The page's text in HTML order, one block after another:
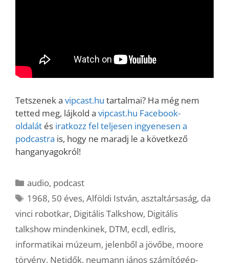
Tetszenek a vipcast.hu tartalmai? Ha még nem
tetted meg, lájkold a vipcast.hu Facebook-
oldalát és iratkozz fel teljesen ingyenesen a
podcastra is, hogy ne maradj le a következő
hanganyagokról!
Kategória
audio, podcast
Címkék
1968, 50 éves,Alföldi István,asztaltársaság, da
vinci robotkar, Digitális Talkshow, Digitális
talkshow mindenkinek, DTM, ecdl, edlris,
informatikai múzeum, jelenből a jövőbe, moore
törvény, Netidők, neumann jános számítógép-